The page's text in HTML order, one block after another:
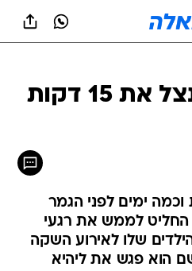
ליאור כלפון מנצל את 15 דקות
ימים לפני הגמר
החליט לממש את רגעי
שלו לאירוע השקה
הוא פגש את ליהיא